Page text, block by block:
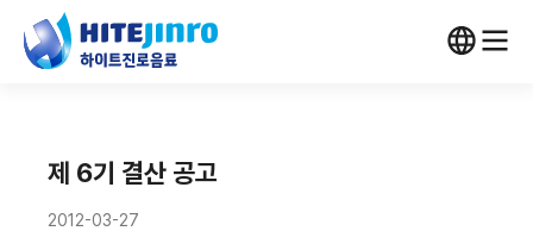
제 6기 결산 공고
2012-03-27